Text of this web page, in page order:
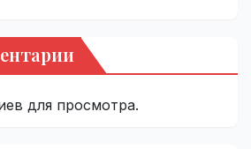
для просмотра.